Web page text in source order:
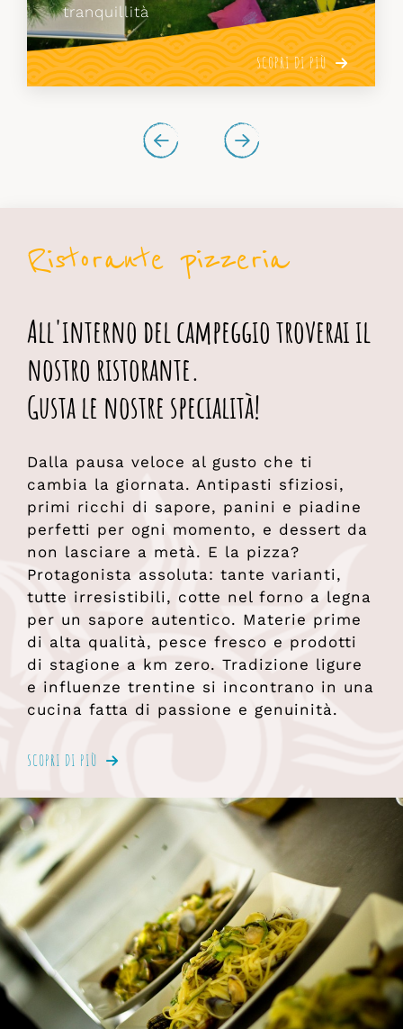
nostri graziosi monolocali.
SCOPRI DI PIÙ
Ristorante pizzeria
All'interno del campeggio troverai il
nostro ristorante.
Gusta le nostre specialità!
Dalla pausa veloce al gusto che ti
cambia la giornata. Antipasti sfiziosi,
primi ricchi di sapore, panini e piadine
perfetti per ogni momento, e dessert da
non lasciare a metà. E la pizza?
Protagonista assoluta: tante varianti,
tutte irresistibili, cotte nel forno a legna
per un sapore autentico. Materie prime
di alta qualità, pesce fresco e prodotti
di stagione a km zero. Tradizione ligure
e influenze trentine si incontrano in una
cucina fatta di passione e genuinità.
SCOPRI DI PIÙ